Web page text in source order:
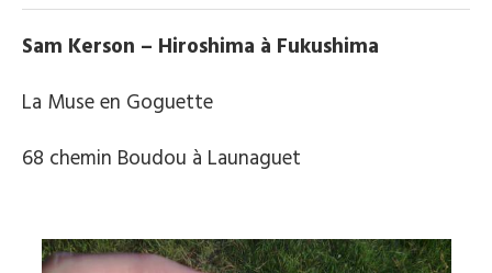
Sam Kerson – Hiroshima à Fukushima
La Muse en Goguette
68 chemin Boudou à Launaguet